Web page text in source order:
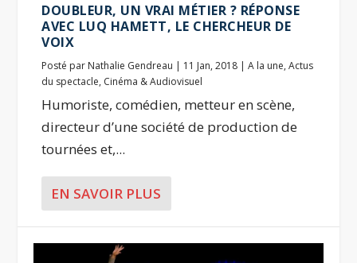
DOUBLEUR, UN VRAI MÉTIER ? RÉPONSE
AVEC LUQ HAMETT, LE CHERCHEUR DE
VOIX
Posté par Nathalie Gendreau | 11 Jan, 2018 |A la une,Actus
du spectacle, Cinéma & Audiovisuel
Humoriste, comédien, metteur en scène,
directeur d’une société de production de
tournées et,...
EN SAVOIR PLUS